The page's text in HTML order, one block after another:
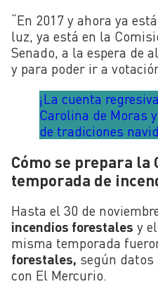
“En 2017 y ahora ya
luz, ya está en la
Senado, a la espera de
y para poder ir a
¡La cuenta
Carolina de Moras
de tradiciones
Cómo se prepara la
temporada de
Hasta el 30 de
incendios forestales y
misma temporada
forestales, según datos
con El Mercurio.